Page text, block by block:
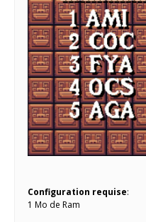
Configuration requise:
1 Mo de Ram